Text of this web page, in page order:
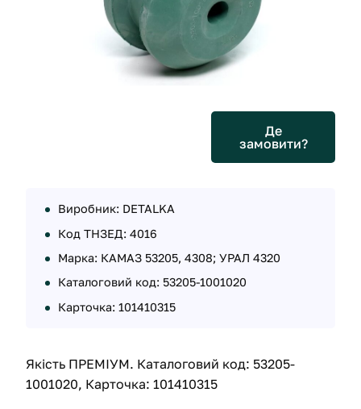
Де
замовити?
Виробник: DETALKA
Код ТНЗЕД: 4016
Марка: КАМАЗ 53205, 4308; УРАЛ 4320
Каталоговий код: 53205-1001020
Карточка: 101410315
Якість ПРЕМІУМ. Каталоговий код: 53205-
1001020, Карточка: 101410315